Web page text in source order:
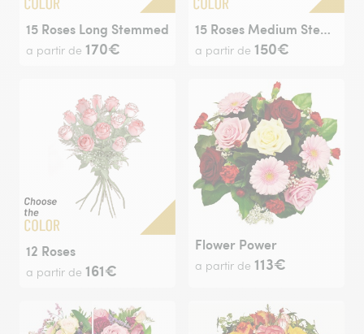
15 Roses Long Stemmed
a partir de 170€
15 Roses Medium Stemmed
a partir de 150€
12 Roses
a partir de 161€
Flower Power
a partir de 113€